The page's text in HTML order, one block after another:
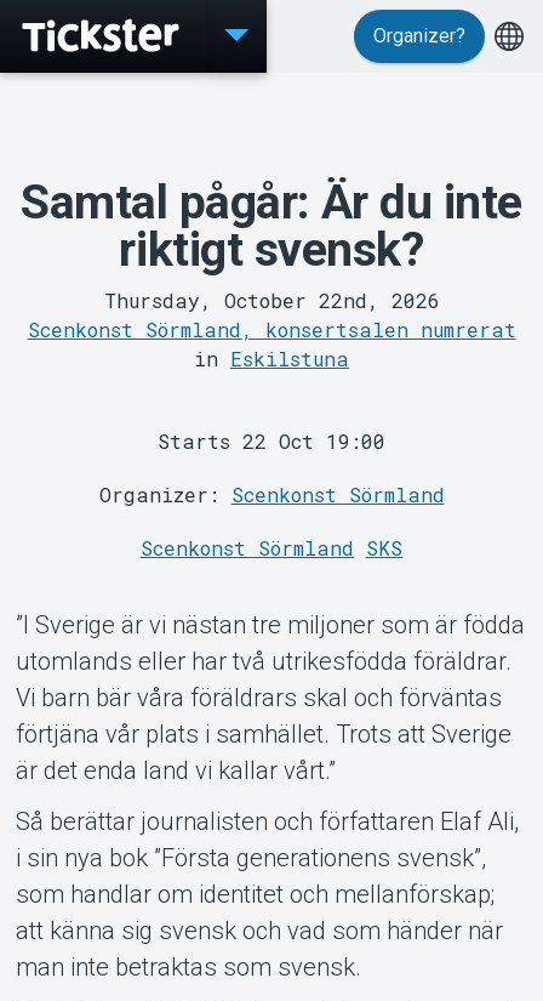
MyTickster
About Tickster
Organizer?
Samtal pågår: Är du inte
riktigt svensk?
Thursday, October 22nd, 2026
Scenkonst Sörmland, konsertsalen numrerat
in Eskilstuna
Starts 22 Oct 19:00
Organizer: Scenkonst Sörmland
Scenkonst Sörmland SKS
”I Sverige är vi nästan tre miljoner som är födda
utomlands eller har två utrikesfödda föräldrar.
Vi barn bär våra föräldrars skal och förväntas
förtjäna vår plats i samhället. Trots att Sverige
är det enda land vi kallar vårt.”
Så berättar journalisten och författaren Elaf Ali,
i sin nya bok ”Första generationens svensk”,
som handlar om identitet och mellanförskap;
att känna sig svensk och vad som händer när
man inte betraktas som svensk.